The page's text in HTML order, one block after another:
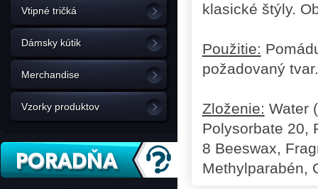
Vtipné tričká
Dámsky kútik
Merchandise
Vzorky produktov
klasické štýly.
Použitie:
požadovaný
Zloženie: Water
Polysorbate 20,
8 Beeswax,
Methylparabén,